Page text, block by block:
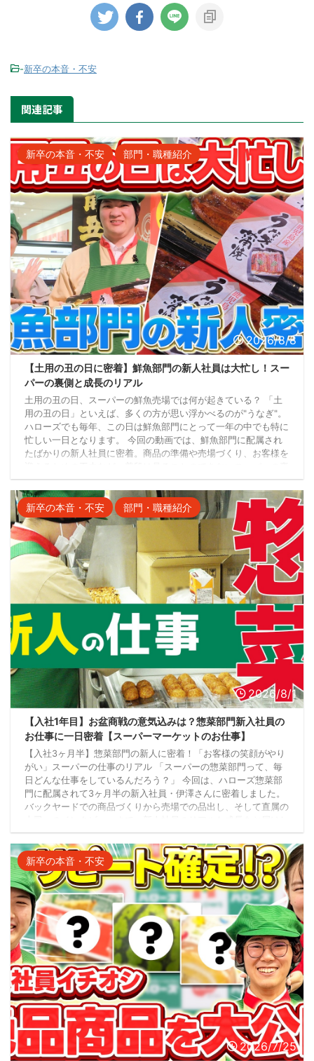
-新卒の本音・不安
関連記事
新卒の本音・不安 部門・職種紹介
2026/8/8
【土用の丑の日に密着】鮮魚部門の新人社員は大忙し！スー
パーの裏側と成長のリアル
土用の丑の日、スーパーの鮮魚売場では何が起きている？ 「土
用の丑の日」といえば、多くの方が思い浮かべるのが"うなぎ"。
ハローズでも毎年、この日は鮮魚部門にとって一年の中でも特に
忙しい一日となります。 今回の動画では、鮮魚部門に配属され
たばかりの新人社員に密着。商品の準備や売場づくり、お客様を
側をご紹介します。 新人社員が担当する仕事とは？ この日、新
人社員が担当するのは、土用の丑の日に欠かせないうなぎ商品の
準備です。 主な仕事内容は、 うなぎ商品 ...
新卒の本音・不安 部門・職種紹介
2026/8/1
【入社1年目】お盆商戦の意気込みは？惣菜部門新入社員の
お仕事に一日密着【スーパーマーケットのお仕事】
【入社3ヶ月半】惣菜部門の新人に密着！「お客様の笑顔がやり
がい」スーパーの仕事のリアル 「スーパーの惣菜部門って、毎
日どんな仕事をしているんだろう？」 今回は、ハローズ惣菜部
門に配属されて3ヶ月半の新入社員・伊澤さんに密着しました。
バックヤードでの商品づくりから売場での品出し、そして直属の
ます。 配属から3ヶ月半。少しずつ仕事にも慣れてきた毎日 4月
に入社し、惣菜部門へ配属された伊澤さん。 「とりあえず慣れ
てはきました。」 そう笑顔で話してくれま ...
新卒の本音・不安
2026/7/25